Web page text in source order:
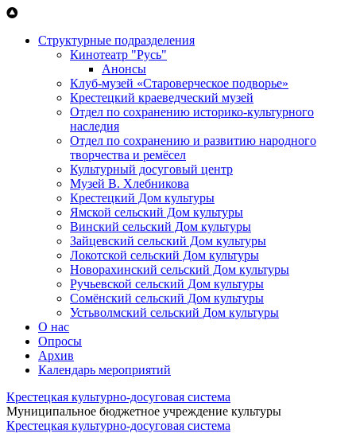
Перейти к основному содержанию
Структурные подразделения
Кинотеатр "Русь"
Анонсы
Клуб-музей «Староверческое подворье»
Крестецкий краеведческий музей
Отдел по сохранению историко-культурного
наследия
Отдел по сохранению и развитию народного
творчества и ремёсел
Культурный досуговый центр
Музей В. Хлебникова
Крестецкий Дом культуры
Ямской сельский Дом культуры
Винский сельский Дом культуры
Зайцевский сельский Дом культуры
Локотской сельский Дом культуры
Новорахинский сельский Дом культуры
Ручьевской сельский Дом культуры
Сомёнский сельский Дом культуры
Устьволмский сельский Дом культуры
О нас
Опросы
Архив
Календарь мероприятий
Крестецкая культурно-досуговая система
Муниципальное бюджетное учреждение культуры
Крестецкая культурно-досуговая система